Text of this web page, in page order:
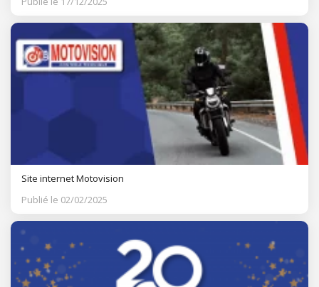
Site internet Motovision
Publié le 02/02/2025